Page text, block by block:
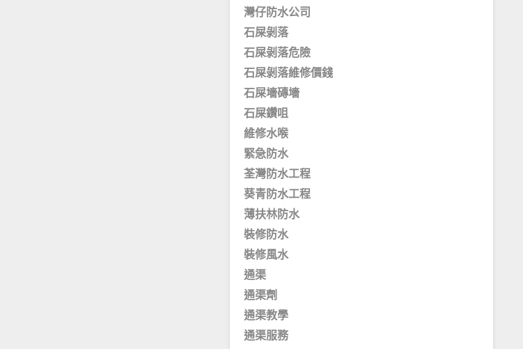
灣仔防水公司
石屎剝落
石屎剝落危險
石屎剝落維修價錢
石屎墻磚墻
石屎鑽咀
維修水喉
緊急防水
荃灣防水工程
葵青防水工程
薄扶林防水
裝修防水
裝修風水
通渠
通渠劑
通渠教學
通渠服務